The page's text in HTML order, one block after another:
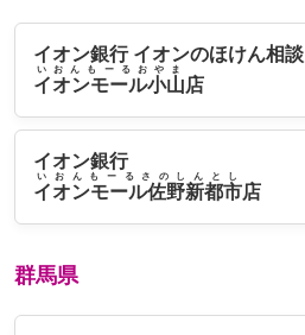
イオン銀行 イオンのほけん相談
イオンモール小山
いおんもーるおやま
店
イオン銀行
イオンモール佐野新都市
いおんもーるさのしんとし
店
群馬県